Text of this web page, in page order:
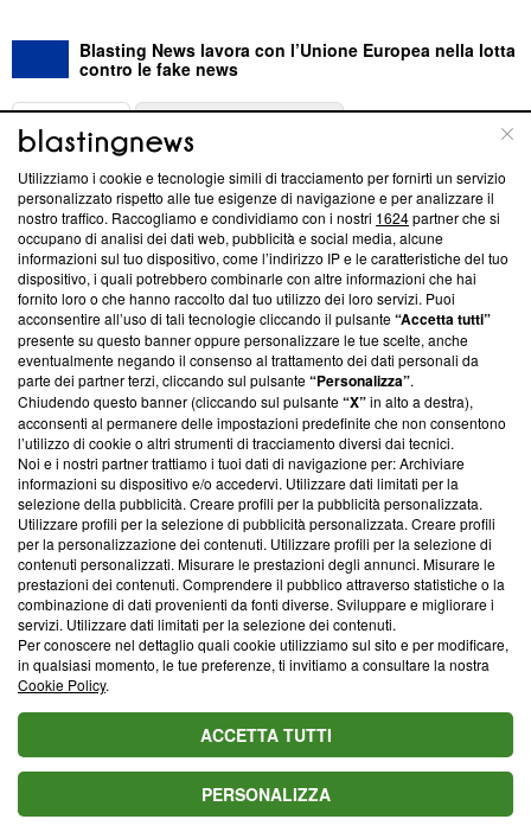
Blasting News lavora con l’Unione Europea nella lotta
contro le fake news
ABOUT
Questa sezione offre informazioni trasparenti su Blasting
News, sui nostri processi editoriali e su come ci impegniamo a
creare news di qualità. Inoltre, afferma la nostra aderenza a
‘Trust Project - News with Integrity’Blasting News non è
ancora membro del programma, ma ha richiesto di farne
parte; Trust Project non ha ancora effettuato una verifica di
conformità agli standard.
Su di noi
Team editoriale
Corporate
Redazione
Informativa Privacy
Cookie Policy
Blasting SA, IDI CHE-247.845.224, Via Carlo Frasca, 3 - 6900
Lugano (Svizzera) Tel:+39 0690258937
© 2026 Blasting News
Utilizziamo i cookie e tecnologie simili di tracciamento per fornirti un servizio
personalizzato rispetto alle tue esigenze di navigazione e per analizzare il
nostro traffico. Raccogliamo e condividiamo con i nostri 1624partner che si
occupano di analisi dei dati web, pubblicità e social media, alcune
informazioni sul tuo dispositivo, come l’indirizzo IP e le caratteristiche del tuo
dispositivo, i quali potrebbero combinarle con altre informazioni che hai
fornito loro o che hanno raccolto dal tuo utilizzo dei loro servizi. Puoi
acconsentire all’uso di tali tecnologie cliccando il pulsante“Accetta tutti”
presente su questo banner oppure personalizzare le tue scelte, anche
eventualmente negando il consenso al trattamento dei dati personali da
parte dei partner terzi, cliccando sul pulsante“Personalizza”.
Chiudendo questo banner (cliccando sul pulsante“X”in alto a destra),
acconsenti al permanere delle impostazioni predefinite che non consentono
l’utilizzo di cookie o altri strumenti di tracciamento diversi dai tecnici.
Noi e i nostri partner trattiamo i tuoi dati di navigazione per: Archiviare
informazioni su dispositivo e/o accedervi. Utilizzare dati limitati per la
selezione della pubblicità. Creare profili per la pubblicità personalizzata.
Utilizzare profili per la selezione di pubblicità personalizzata. Creare profili
per la personalizzazione dei contenuti. Utilizzare profili per la selezione di
contenuti personalizzati. Misurare le prestazioni degli annunci. Misurare le
prestazioni dei contenuti. Comprendere il pubblico attraverso statistiche o la
combinazione di dati provenienti da fonti diverse. Sviluppare e migliorare i
servizi. Utilizzare dati limitati per la selezione dei contenuti.
Per conoscere nel dettaglio quali cookie utilizziamo sul sito e per modificare,
in qualsiasi momento, le tue preferenze, ti invitiamo a consultare la nostra
Cookie Policy.
ACCETTA TUTTI
PERSONALIZZA